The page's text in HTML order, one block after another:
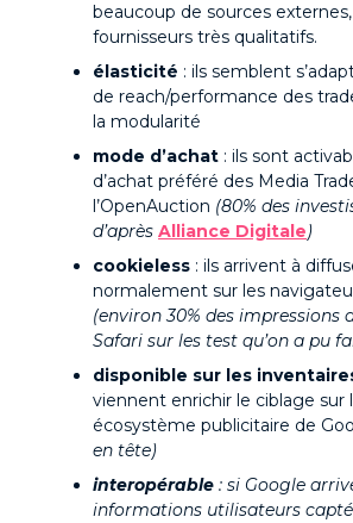
beaucoup de sources
fournisseurs très qualitatifs.
élasticité : ils semblent
de reach/performance des
la modularité
mode d’achat : ils sont
d’achat préféré des Media
l’OpenAuction (80% des
d’après Alliance Digitale)
cookieless : ils arrivent à
normalement sur les
(environ 30% des impressions
Safari sur les test qu’on a pu
disponible sur les
viennent enrichir le ciblage sur
écosystème publicitaire de
en tête)
interopérable : si Google
informations utilisateurs